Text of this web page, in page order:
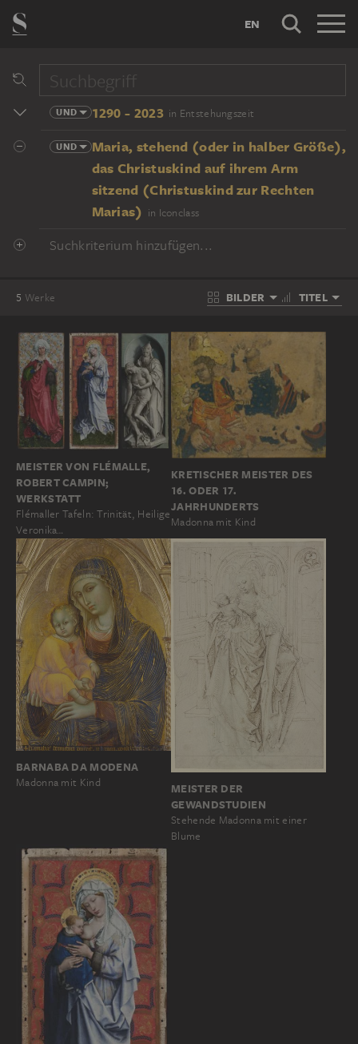
EN
UND 1290 - 2023 in Entstehungszeit
UND
Maria, stehend (oder in halber Größe),
das Christuskind auf ihrem Arm
sitzend (Christuskind zur Rechten
Marias) in Iconclass
Suchkriterium hinzufügen...
5 Werke BILDER TITEL
MEISTER VON FLÉMALLE,
ROBERT CAMPIN;
WERKSTATT
Flémaller Tafeln: Trinität, Heilige
Veronika…
KRETISCHER MEISTER DES
16. ODER 17.
JAHRHUNDERTS
Madonna mit Kind
BARNABA DA MODENA
Madonna mit Kind
MEISTER DER
GEWANDSTUDIEN
Stehende Madonna mit einer
Blume